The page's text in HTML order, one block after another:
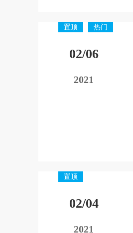
02/06
2021
置顶 热门
02/04
2021
置顶